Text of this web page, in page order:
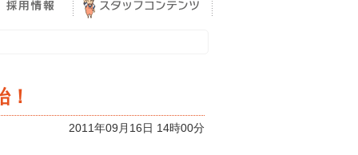
2011年09月16日 14時00分